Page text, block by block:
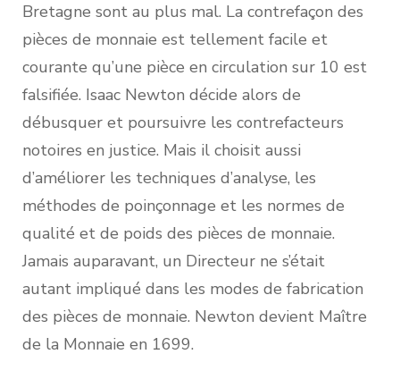
Bretagne sont au plus mal. La contrefaçon des
pièces de monnaie est tellement facile et
courante qu’une pièce en circulation sur 10 est
falsifiée. Isaac Newton décide alors de
débusquer et poursuivre les contrefacteurs
notoires en justice. Mais il choisit aussi
d’améliorer les techniques d’analyse, les
méthodes de poinçonnage et les normes de
qualité et de poids des pièces de monnaie.
Jamais auparavant, un Directeur ne s’était
autant impliqué dans les modes de fabrication
des pièces de monnaie. Newton devient Maître
de la Monnaie en 1699.